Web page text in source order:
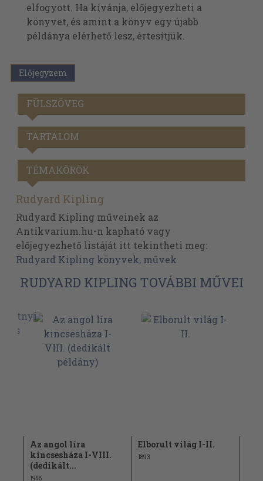
elfogyott. Ha kívánja, előjegyezheti a
könyvet, és amint a könyv egy újabb
példánya elérhető lesz, értesítjük.
Előjegyzem
FÜLSZÖVEG
TARTALOM
TÉMAKÖRÖK
Rudyard Kipling
Rudyard Kipling műveinek az
Antikvarium.hu-n kapható vagy
előjegyezhető listáját itt tekintheti meg:
Rudyard Kipling könyvek, művek
RUDYARD KIPLING TOVÁBBI MŰVEI
Az angol líra
kincsesháza I-VIII.
(dedikált...
1958
Elborult világ I-II.
1893